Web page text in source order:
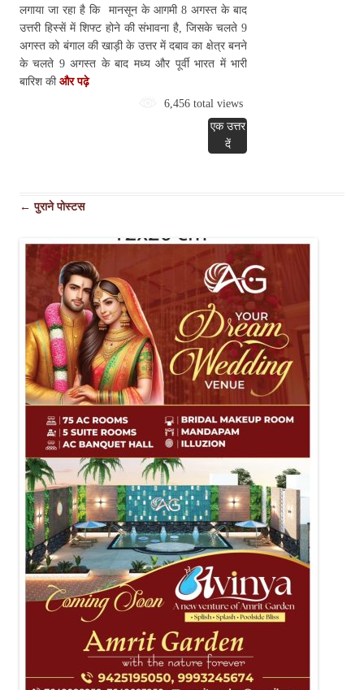
लगाया जा रहा है कि मानसून के आगमी 8 अगस्त के बाद
उत्तरी हिस्सें में शिफ्ट होने की संभावना है, जिसके चलते 9
अगस्त को बंगाल की खाड़ी के उत्तर में दबाव का क्षेत्र बनने
के चलते 9 अगस्त के बाद मध्य और पूर्वी भारत में भारी
बारिश की और पढ़े
6,456 total views
एक उत्तर
दें
पोस्ट
← पुराने पोस्टस